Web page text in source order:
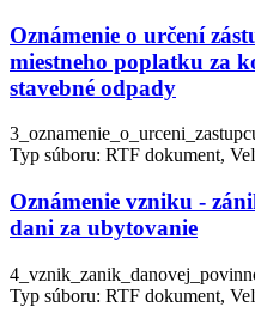
Oznámenie o určení
miestneho poplatku za
stavebné odpady
Typ súboru: RTF dokument,
Oznámenie vzniku -
dani za ubytovanie
Typ súboru: RTF dokument,